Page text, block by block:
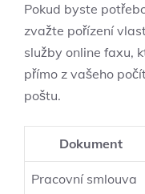
Pokud byste
zvažte pořízení
služby online faxu,
přímo z vašeho
poštu.
Dokument
Pracovní smlouva